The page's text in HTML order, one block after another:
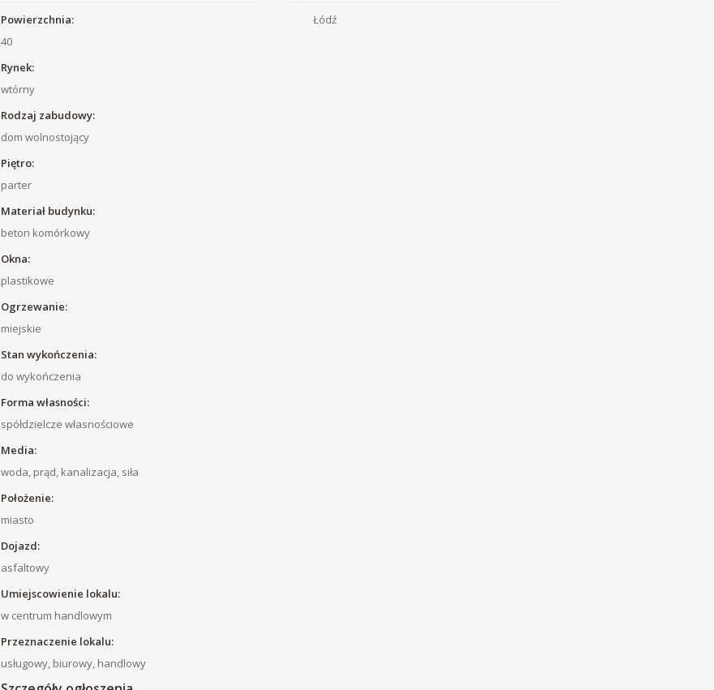
Powierzchnia:
40
Rynek:
wtórny
Rodzaj zabudowy:
dom wolnostojący
Piętro:
parter
Materiał budynku:
beton komórkowy
Okna:
plastikowe
Ogrzewanie:
miejskie
Stan wykończenia:
do wykończenia
Forma własności:
spółdzielcze własnościowe
Media:
woda, prąd, kanalizacja, siła
Położenie:
miasto
Dojazd:
asfaltowy
Umiejscowienie lokalu:
w centrum handlowym
Przeznaczenie lokalu:
usługowy, biurowy, handlowy
Łódź